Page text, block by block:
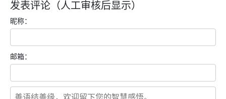
发表评论（人工审核后显示）
昵称：
邮箱：